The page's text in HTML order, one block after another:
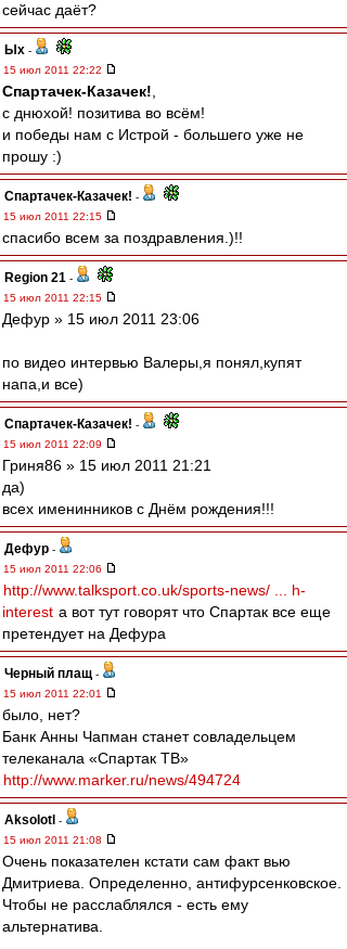
сейчас даёт?
Ых -
15 июл 2011 22:22
Спартачек-Казачек!
с днюхой! позитива во всём!
и победы нам с Истрой - большего уже не
прошу :)
Спартачек-Казачек! -
15 июл 2011 22:15
спасибо всем за поздравления.)!!
Region 21 -
15 июл 2011 22:15
Дефур » 15 июл 2011 23:06
по видео интервью Валеры,я понял,купят
напа,и все)
Спартачек-Казачек! -
15 июл 2011 22:09
Гриня86 » 15 июл 2011 21:21
да)
всех именинников с Днём рождения!!!
Дефур -
15 июл 2011 22:06
http://www.talksport.co.uk/sports-news/ ... h-
interest а вот тут говорят что Спартак все еще
претендует на Дефура
Черный плащ -
15 июл 2011 22:01
было, нет?
Банк Анны Чапман станет совладельцем
телеканала «Спартак ТВ»
http://www.marker.ru/news/494724
Aksolotl -
15 июл 2011 21:08
Очень показателен кстати сам факт вью
Дмитриева. Определенно, антифурсенковское.
Чтобы не расслаблялся - есть ему
альтернатива.